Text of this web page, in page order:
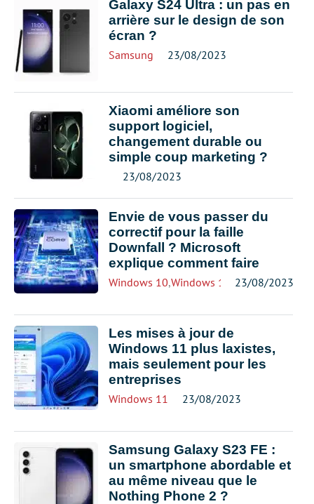
Galaxy S24 Ultra : un pas en
arrière sur le design de son
écran ?
Samsung 23/08/2023
Xiaomi améliore son
support logiciel,
changement durable ou
simple coup marketing ?
23/08/2023
Envie de vous passer du
correctif pour la faille
Downfall ? Microsoft
explique comment faire
Windows 10,Windows 11 23/08/2023
Les mises à jour de
Windows 11 plus laxistes,
mais seulement pour les
entreprises
Windows 11 23/08/2023
Samsung Galaxy S23 FE :
un smartphone abordable et
au même niveau que le
Nothing Phone 2 ?